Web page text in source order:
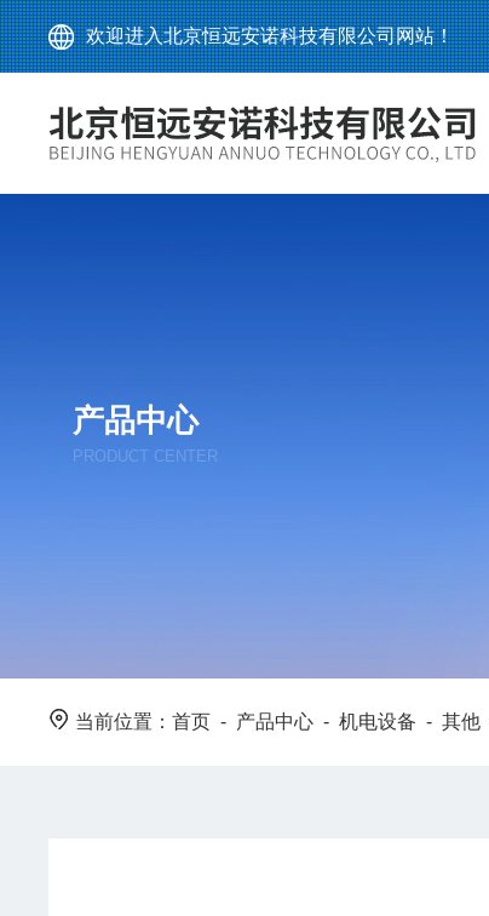
欢迎进入北京恒远安诺科技有限公司网站！
产品中心
PRODUCT CENTER
当前位置：首页 - 产品中心 -机电设备 -其他